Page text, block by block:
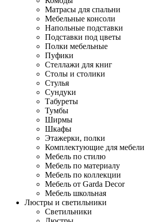
Матрасы для спальни
Мебельные консоли
Напольные подставки
Подставки под цветы
Полки мебельные
Пуфики
Стеллажи для книг
Столы и столики
Стулья
Сундуки
Табуреты
Тумбы
Ширмы
Шкафы
Этажерки, полки
Комплектующие для мебели
Мебель по стилю
Мебель по материалу
Мебель по коллекции
Мебель от Garda Decor
Мебель школьная
Люстры и светильники
Светильники